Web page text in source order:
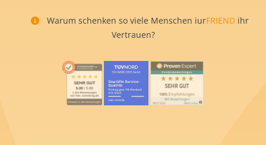
Warum schenken so viele Menschen iurFRIEND ihr
Vertrauen?